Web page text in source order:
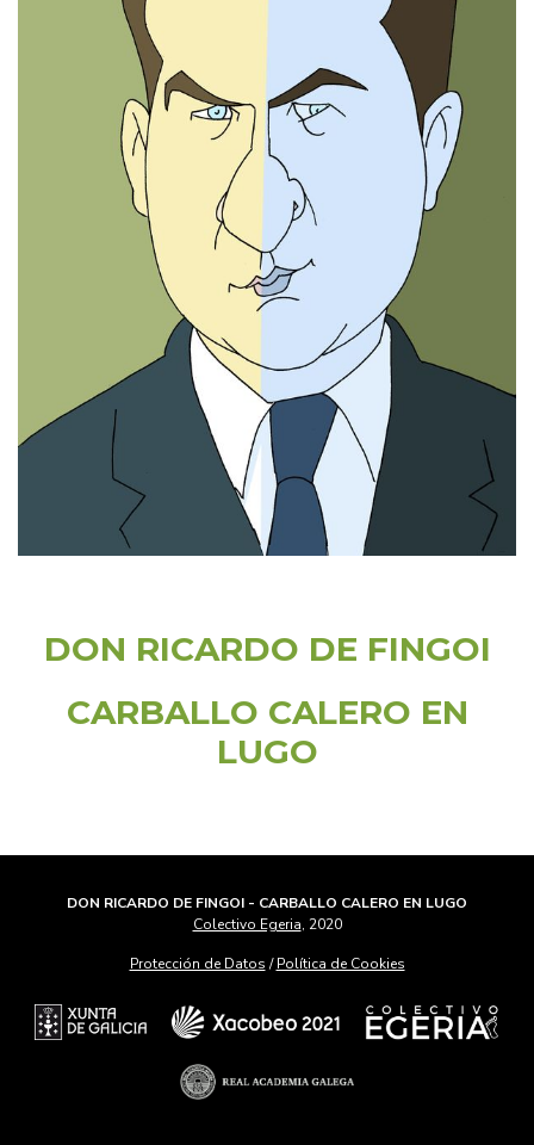
DON RICARDO DE FINGOI
CARBALLO CALERO EN
LUGO
DON RICARDO DE FINGOI - CARBALLO CALERO EN LUGO
Colectivo Egeria, 2020
Protección de Datos /Política de Cookies